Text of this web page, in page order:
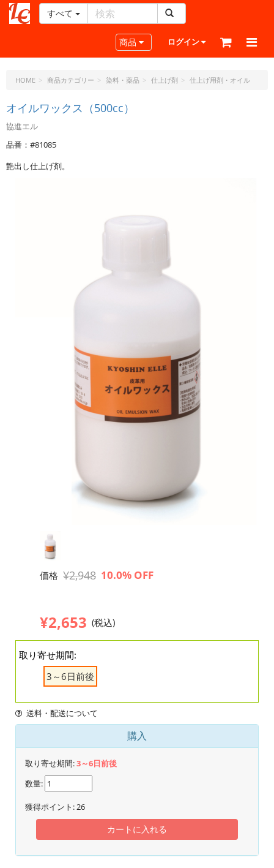
ー
ラ
ト・
ド
ッ
ト・
ジ
ェ
すべて
Toggle navigation
商品 ログイン
HOME 商品カテゴリー 染料・薬品 仕上げ剤 仕上げ用剤・オイル
オイルワックス（500cc）
協進エル
品番：#81085
艶出し仕上げ剤。
価格 ¥2,948 10.0% OFF
¥2,653 (税込)
取り寄せ期間:
3～6日前後
送料・配送について
購入
取り寄せ期間:3～6日前後
数量:
獲得ポイント:26
カートに入れる